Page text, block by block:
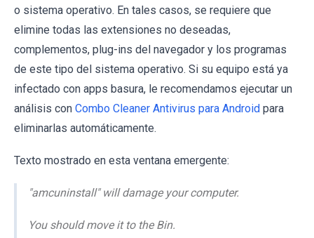
o sistema operativo. En tales casos, se requiere que
elimine todas las extensiones no deseadas,
complementos, plug-ins del navegador y los programas
de este tipo del sistema operativo. Si su equipo está ya
infectado con apps basura, le recomendamos ejecutar un
análisis con Combo Cleaner Antivirus para Android para
eliminarlas automáticamente.
Texto mostrado en esta ventana emergente:
"amcuninstall" will damage your computer.
You should move it to the Bin.